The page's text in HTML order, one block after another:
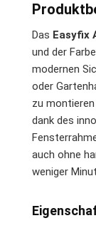
Das Easyfix
und der
modernen
oder
zu
dank des
auch ohne
weniger